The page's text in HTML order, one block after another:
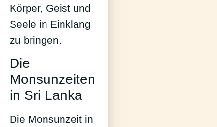
Körper, Geist und
Seele in Einklang
zu bringen.
Die
Monsunzeiten
in Sri Lanka
Die Monsunzeit in